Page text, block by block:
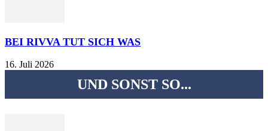
BEI RIVVA TUT SICH WAS
16. Juli 2026
UND SONST SO...